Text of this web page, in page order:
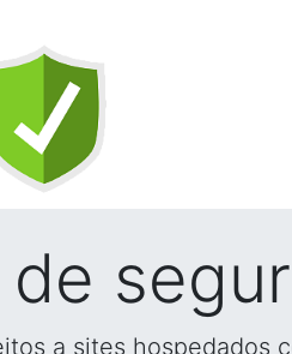
a sites hospedados